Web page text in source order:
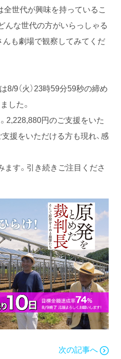
全世代が興味を持っているこ
んな世代の方がいらっしゃる
んも劇場で観察してみてくだ
9（火）23時59分59秒の締め
した。
2,228,880円のご支援をいた
援をいただける方も現れ、感
ます。引き続きご注目くださ
次の記事へ